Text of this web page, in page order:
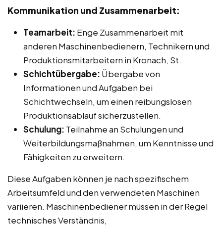
Kommunikation und Zusammenarbeit:
Teamarbeit: Enge Zusammenarbeit mit
anderen Maschinenbedienern, Technikern und
Produktionsmitarbeitern in Kronach, St.
Schichtübergabe: Übergabe von
Informationen und Aufgaben bei
Schichtwechseln, um einen reibungslosen
Produktionsablauf sicherzustellen.
Schulung: Teilnahme an Schulungen und
Weiterbildungsmaßnahmen, um Kenntnisse und
Fähigkeiten zu erweitern.
Diese Aufgaben können je nach spezifischem
Arbeitsumfeld und den verwendeten Maschinen
variieren. Maschinenbediener müssen in der Regel
technisches Verständnis,